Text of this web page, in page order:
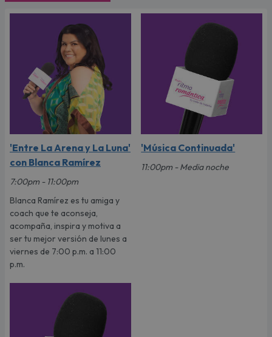
'Entre La Arena y La Luna'
con Blanca Ramírez
7:00pm - 11:00pm
Blanca Ramírez es tu amiga y
coach que te aconseja,
acompaña, inspira y motiva a
ser tu mejor versión de lunes a
viernes de 7:00 p.m. a 11:00
p.m.
'Música Continuada'
11:00pm - Media noche